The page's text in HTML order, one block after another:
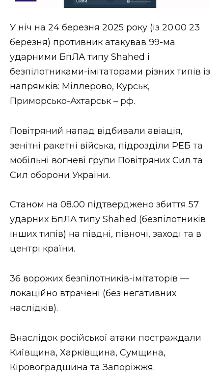
Стиль життя
Втрачений Ужгород
Втрачений Ужгород (відеоверсія)
ЗАКАРПАТСЬКІ НОВИНИ
НОВИНИ ЗАХІДНОЇ УКРАЇНИ
ВІДЕО
У ніч на 24 березня 2025 року (із 20.00 23
березня) противник атакував 99-ма
ударними БпЛА типу Shahed і
безпілотниками-імітаторами різних типів із
напрямків: Міллерово, Курськ,
Приморсько-Ахтарськ – рф.
Повітряний напад відбивали авіація,
зенітні ракетні війська, підрозділи РЕБ та
мобільні вогневі групи Повітряних Сил та
Сил оборони України.
Станом на 08.00 підтверджено збиття 57
ударних БпЛА типу Shahed (безпілотників
інших типів) на півдні, півночі, заході та в
центрі країни.
36 ворожих безпілотників-імітаторів —
локаційно втрачені (без негативних
наслідків).
Внаслідок російської атаки постраждали
Київщина, Харківщина, Сумщина,
Кіровоградщина та Запоріжжя.